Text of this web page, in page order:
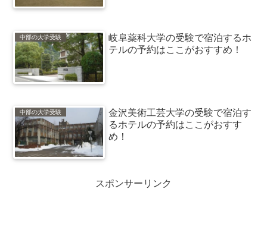
中部の大学受験
岐阜薬科大学の受験で宿泊するホ
テルの予約はここがおすすめ！
中部の大学受験
金沢美術工芸大学の受験で宿泊す
るホテルの予約はここがおすす
め！
スポンサーリンク